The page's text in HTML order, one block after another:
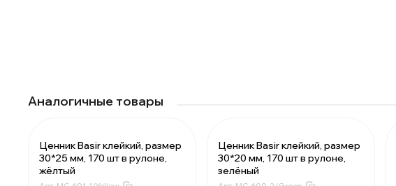
Аналогичные товары
Ценник Basir клейкий, размер
30*25 мм, 170 шт в рулоне,
жёлтый
За 1 рулон:
22.26 ₽
Мин. 150 шт:
Ценник Basir клейкий, размер
30*20 мм, 170 шт в рулоне,
зелёный
За 1 рулон:
16.99 ₽
Мин. 150 шт: